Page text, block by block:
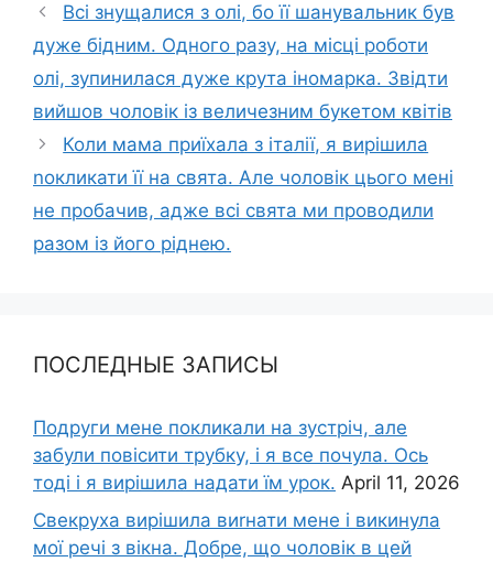
Всі знущалися з олі, бо її шанувальник був
дуже бідним. Одного разу, на місці роботи
олі, зупинилася дуже крута іномарка. Звідти
вийшов чоловік із величезним букетом квітів
Коли мама приїхала з італії, я вирішила
nокликати її на свята. Але чоловік цього мені
не пробачив, адже всі свята ми проводили
разом із його ріднею.
ПОСЛЕДНЫЕ ЗАПИСЫ
Подруги мене покликали на зустріч, але
забули повісити трубку, і я все почула. Ось
тоді і я вирішила надати їм урок. April 11, 2026
Свекруха вирішила виrнати мене і викинула
мої речі з вікна. Добре, що чоловік в цей